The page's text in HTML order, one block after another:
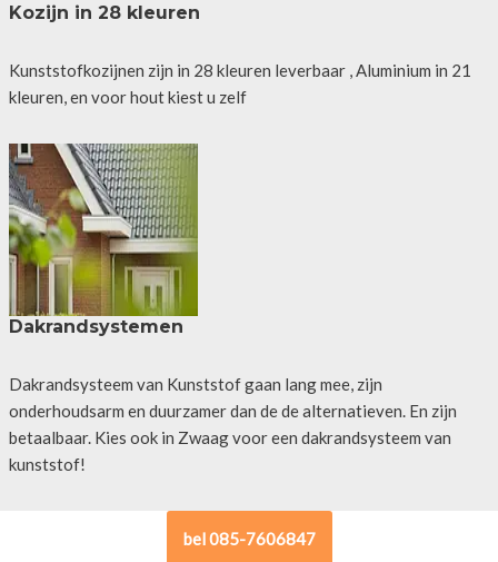
Kozijn in 28 kleuren
Kunststofkozijnen zijn in 28 kleuren leverbaar , Aluminium in 21
kleuren, en voor hout kiest u zelf
Dakrandsystemen
Dakrandsysteem van Kunststof gaan lang mee, zijn
onderhoudsarm en duurzamer dan de de alternatieven. En zijn
betaalbaar. Kies ook in Zwaag voor een dakrandsysteem van
kunststof!
bel 085-7606847